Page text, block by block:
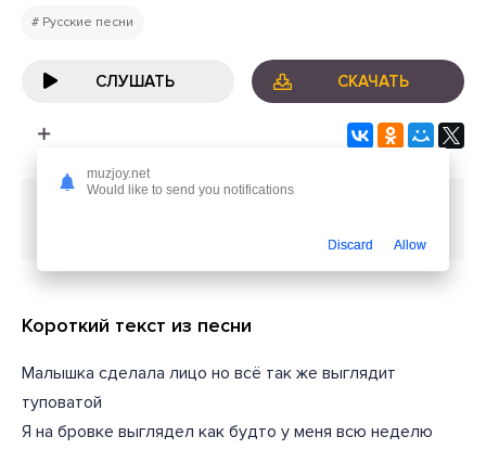
Русские песни
СЛУШАТЬ СКАЧАТЬ
Короткий текст из песни
Малышка сделала лицо но всё так же выглядит
туповатой
Я на бровке выглядел как будто у меня всю неделю
muzjoy.net
Would like to send you notifications
Discard Allow